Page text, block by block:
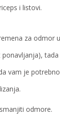
i listovi.
za odmor
je
odmore.